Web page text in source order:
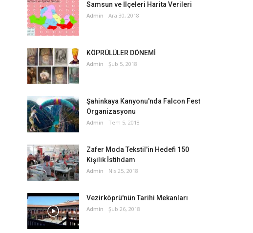
Samsun ve İlçeleri Harita Verileri
Admin Ara 30, 2018
KÖPRÜLÜLER DÖNEMİ
Admin Şub 5, 2018
Şahinkaya Kanyonu'nda Falcon Fest
Organizasyonu
Admin Tem 5, 2018
Zafer Moda Tekstil'in Hedefi 150
Kişilik İstihdam
Admin Nis 25, 2018
Vezirköprü'nün Tarihi Mekanları
Admin Şub 26, 2018